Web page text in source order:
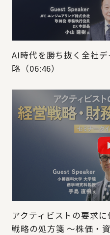
AI時代を勝ち抜く全社
略（06:46）
アクティビストの要求
戦略の処方箋 ～株価・